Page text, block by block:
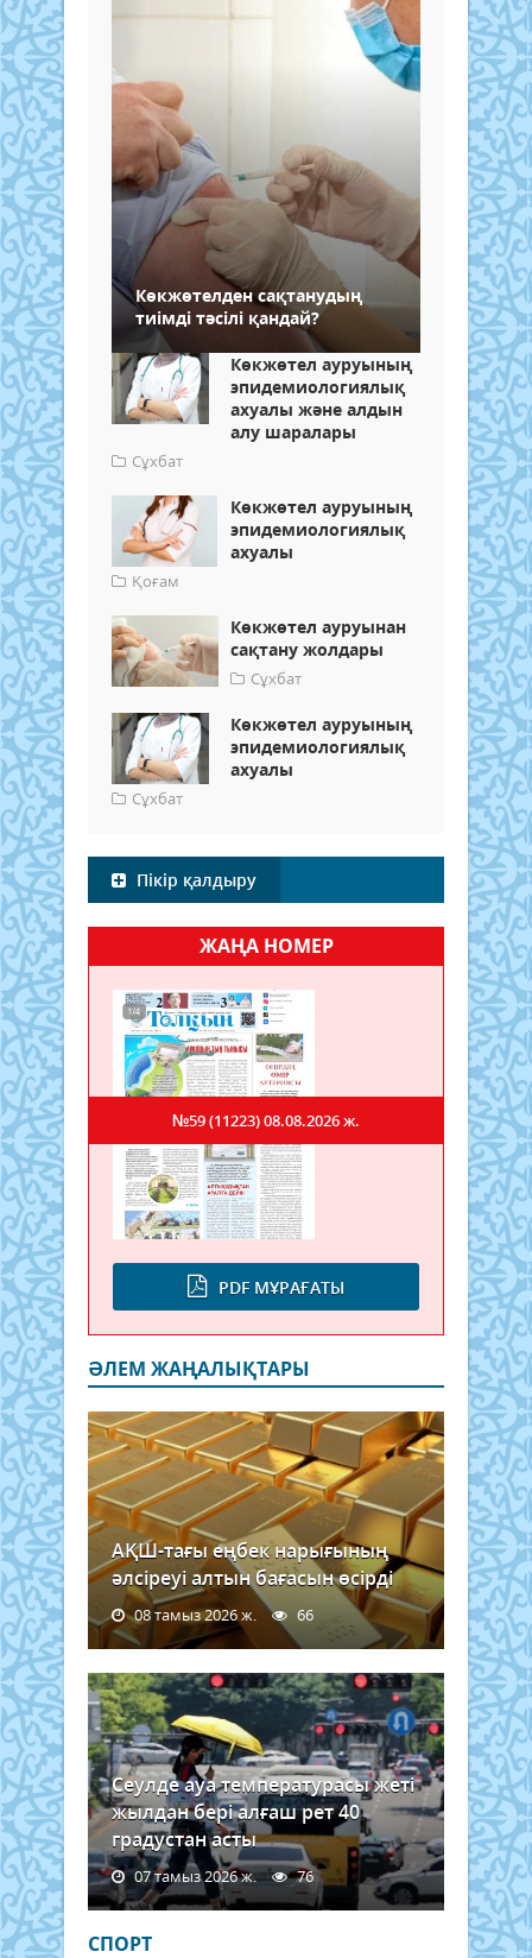
Көкжөтелден сақтанудың
тиімді тәсілі қандай?
Көкжөтел ауруының
эпидемиологиялық
ахуалы және алдын
алу шаралары
Сұхбат
Көкжөтел ауруының
эпидемиологиялық
ахуалы
Қоғам
Көкжөтел ауруынан
сақтану жолдары
Сұхбат
Көкжөтел ауруының
эпидемиологиялық
ахуалы
Сұхбат
Пікір қалдыру
ЖАҢА НОМЕР
PDF МҰРАҒАТЫ
№59 (11223)08.08.2026 ж.
ӘЛЕМ ЖАҢАЛЫҚТАРЫ
АҚШ-тағы еңбек нарығының
әлсіреуі алтын бағасын өсірді
08 тамыз 2026 ж. 66
Сеулде ауа температурасы жеті
жылдан бері алғаш рет 40
градустан асты
07 тамыз 2026 ж. 76
СПОРТ